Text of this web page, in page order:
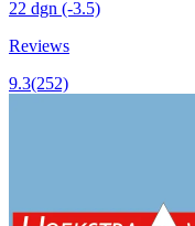
22 dgn (-3.5)
Reviews
9.3(252)